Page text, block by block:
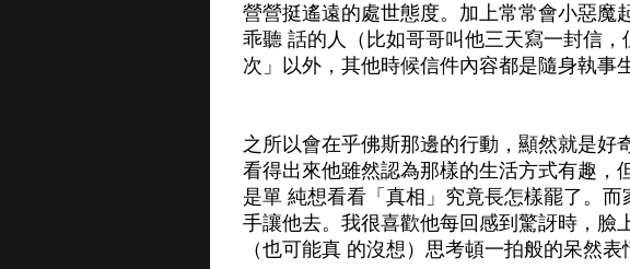
營營挺遙遠的處世態度。加上常常會小惡魔
乖聽 話的人（比如哥哥叫他三天寫一封信
次」以外，其他時候信件內容都是隨身執事
之所以會在乎佛斯那邊的行動，顯然就是好
看得出來他雖然認為那樣的生活方式有趣，
是單 純想看看「真相」究竟長怎樣罷了。
手讓他去。我很喜歡他每回感到驚訝時，臉
（也可能真 的沒想）思考頓一拍般的呆然表